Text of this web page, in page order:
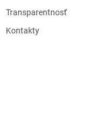
Transparentnosť
Kontakty